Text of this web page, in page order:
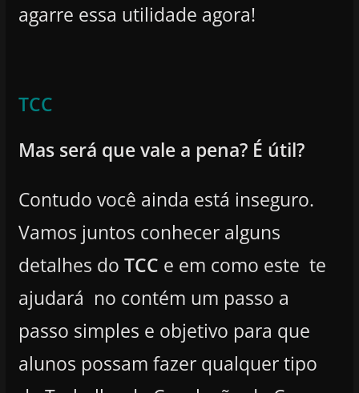
agarre essa utilidade agora!
TCC
Mas será que vale a pena? É útil?
Contudo você ainda está inseguro.
Vamos juntos conhecer alguns
detalhes do TCC e em como este te
ajudará no contém um passo a
passo simples e objetivo para que
alunos possam fazer qualquer tipo